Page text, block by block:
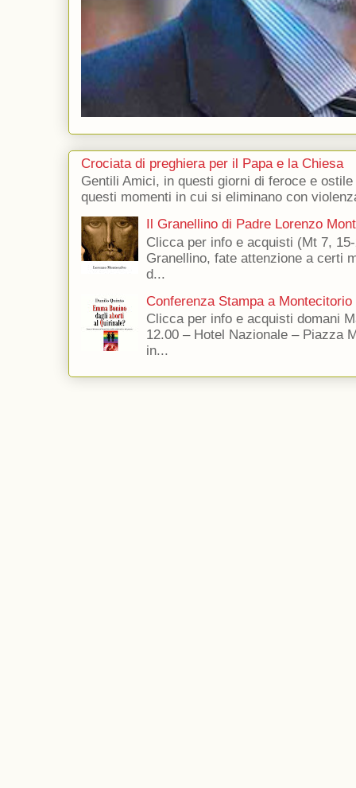
Crociata di preghiera per il Papa e la Chiesa
Gentili Amici, in questi giorni di feroce e
questi momenti in cui si eliminano con
Il Granellino di Padre Lorenzo
Clicca per info e acquisti (Mt 7,
Granellino, fate attenzione a certi
d...
Conferenza Stampa a Montecitorio
Clicca per info e acquisti domani
12.00 – Hotel Nazionale – Piazza
in...